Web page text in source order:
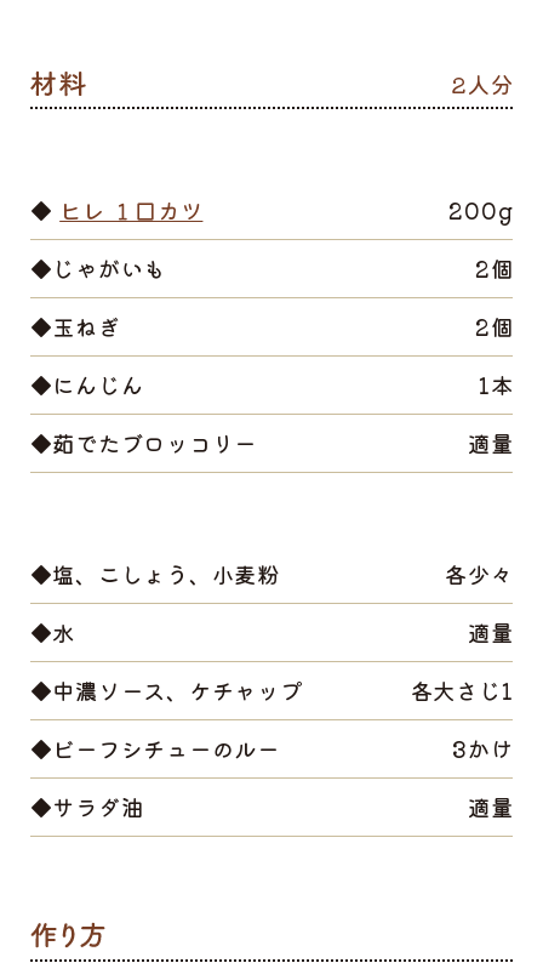
2人分
◆ ヒレ １口カツ
200g
◆じゃがいも
2個
◆玉ねぎ
2個
◆にんじん
1本
◆茹でたブロッコリー
適量
◆塩、こしょう、小麦粉
各少々
◆水
適量
◆中濃ソース、ケチャップ
各大さじ1
◆ビーフシチューのルー
3かけ
◆サラダ油
適量